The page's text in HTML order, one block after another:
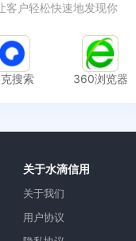
客户轻松快速地发现你
搜索 360浏览器
关于水滴信用
关于我们
用户协议